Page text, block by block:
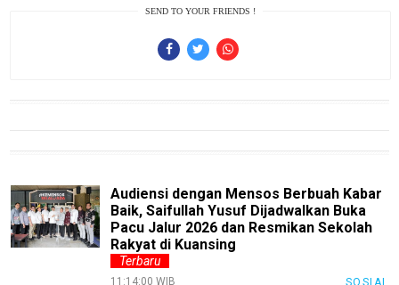
SEND TO YOUR FRIENDS !
Audiensi dengan Mensos Berbuah Kabar
Baik, Saifullah Yusuf Dijadwalkan Buka
Pacu Jalur 2026 dan Resmikan Sekolah
Rakyat di Kuansing
Terbaru
11:14:00 WIB SOSIAL
TeknoGame
Economy